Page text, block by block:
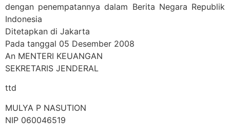
dengan penempatannya dalam Berita Negara Republik
Indonesia
Ditetapkan di Jakarta
Pada tanggal 05 Desember 2008
An MENTERI KEUANGAN
SEKRETARIS JENDERAL
ttd
MULYA P NASUTION
NIP 060046519